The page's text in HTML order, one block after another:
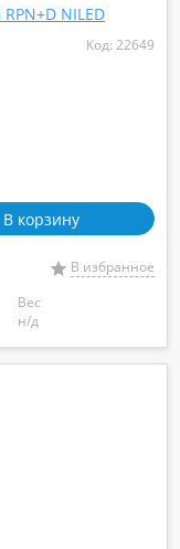
NILED
Код: 22649
В корзину
В избранное
Вес
н/д